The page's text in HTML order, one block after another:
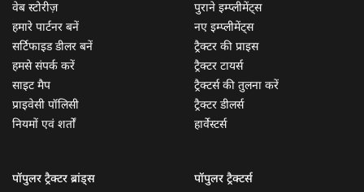
वेब स्टोरीज़
हमारे पार्टनर बनें
सर्टिफाइड डीलर बनें
हमसे संपर्क करें
साइट मैप
प्राइवेसी पॉलिसी
नियमों एवं शर्तों
पुराने इम्प्लीमेंट्स
नए इम्प्लीमेंट्स
ट्रैक्टर की प्राइस
ट्रैक्टर टायर्स
ट्रैक्टर्स की तुलना करें
ट्रैक्टर डीलर्स
हार्वेस्टर्स
पॉपुलर ट्रैक्टर ब्रांड्स
पॉपुलर ट्रैक्टर्स